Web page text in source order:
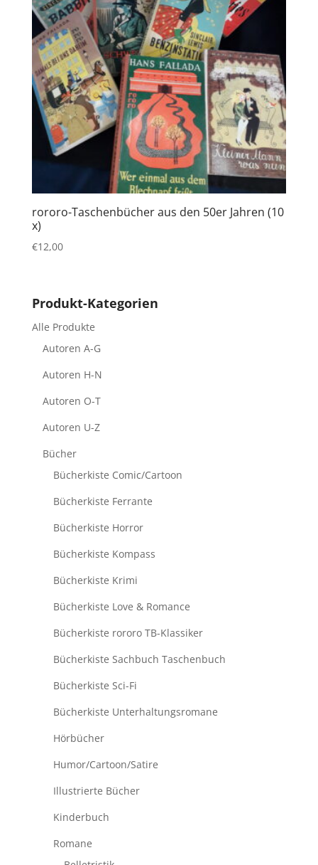
rororo-Taschenbücher aus den 50er Jahren (10
x)
€12,00
Produkt-Kategorien
Alle Produkte
Autoren A-G
Autoren H-N
Autoren O-T
Autoren U-Z
Bücher
Bücherkiste Comic/Cartoon
Bücherkiste Ferrante
Bücherkiste Horror
Bücherkiste Kompass
Bücherkiste Krimi
Bücherkiste Love & Romance
Bücherkiste rororo TB-Klassiker
Bücherkiste Sachbuch Taschenbuch
Bücherkiste Sci-Fi
Bücherkiste Unterhaltungsromane
Hörbücher
Humor/Cartoon/Satire
Illustrierte Bücher
Kinderbuch
Romane